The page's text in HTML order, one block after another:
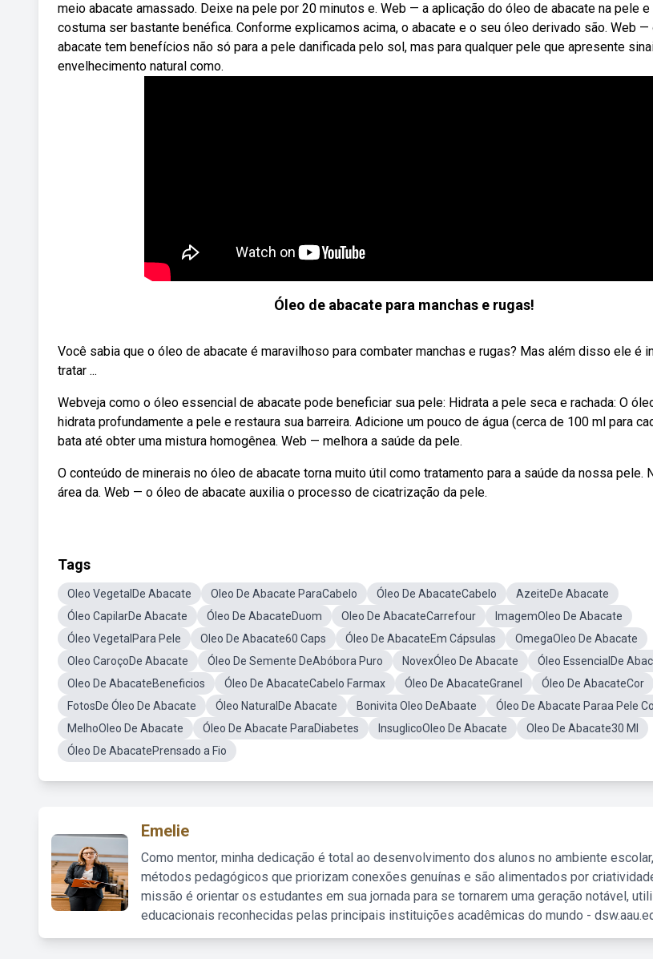
meio abacate amassado. Deixe na pele por 20 minutos e. Web — a aplicação do óleo de abacate na pele
costuma ser bastante benéfica. Conforme explicamos acima, o abacate e o seu óleo derivado são. Web
abacate tem benefícios não só para a pele danificada pelo sol, mas para qualquer pele que apresente
envelhecimento natural como.
Óleo de abacate para manchas e rugas!
Você sabia que o óleo de abacate é maravilhoso para combater manchas e rugas? Mas além disso ele é
tratar ...
Webveja como o óleo essencial de abacate pode beneficiar sua pele: Hidrata a pele seca e rachada: O
hidrata profundamente a pele e restaura sua barreira. Adicione um pouco de água (cerca de 100 ml para
bata até obter uma mistura homogênea. Web — melhora a saúde da pele.
O conteúdo de minerais no óleo de abacate torna muito útil como tratamento para a saúde da nossa pele.
área da. Web — o óleo de abacate auxilia o processo de cicatrização da pele.
Tags
Oleo VegetalDe Abacate Oleo De Abacate ParaCabelo Óleo De AbacateCabelo
AzeiteDe Abacate
Óleo CapilarDe Abacate
Óleo De AbacateDuom Oleo De AbacateCarrefour
ImagemOleo De Abacate
Óleo VegetalPara Pele
Oleo De Abacate60 Caps Óleo De AbacateEm Cápsulas
OmegaOleo De Abacate
Oleo CaroçoDe Abacate
Óleo De Semente DeAbóbora Puro NovexÓleo De Abacate
Óleo EssencialDe
Oleo De AbacateBeneficios
Óleo De AbacateCabelo Farmax Óleo De AbacateGranel
Óleo De AbacateCor
FotosDe Óleo De Abacate
Óleo NaturalDe Abacate Bonivita Oleo DeAbaate
Óleo De Abacate Paraa Pele
MelhoOleo De Abacate
Óleo De Abacate ParaDiabetes InsuglicoOleo De Abacate
Oleo De Abacate30 Ml
Óleo De AbacatePrensado a Fio
Emelie
Como mentor, minha dedicação é total ao desenvolvimento dos alunos no ambiente
métodos pedagógicos que priorizam conexões genuínas e são alimentados por
missão é orientar os estudantes em sua jornada para se tornarem uma geração notável,
educacionais reconhecidas pelas principais instituições acadêmicas do mundo -